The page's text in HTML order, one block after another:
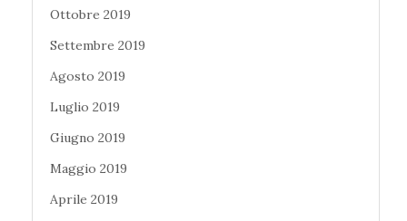
Ottobre 2019
Settembre 2019
Agosto 2019
Luglio 2019
Giugno 2019
Maggio 2019
Aprile 2019